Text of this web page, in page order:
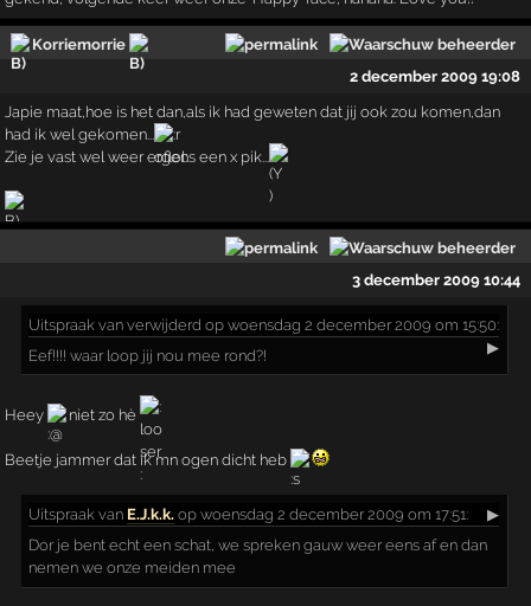
Korriemorrie
2 december 2009 19:08
Japie maat,hoe is het dan,als ik had geweten dat jij ook zou komen,dan
had ik wel gekomen...
Zie je vast wel weer ergens een x pik...
3 december 2009 10:44
Uitspraak van verwijderd op woensdag 2 december 2009 om 15:50:
▶
Eef!!!! waar loop jij nou mee rond?!
Heey niet zo hè
Beetje jammer dat ik mn ogen dicht heb
Uitspraak van E.J.k.k. op woensdag 2 december 2009 om 17:51:
▶
Dor je bent echt een schat, we spreken gauw weer eens af en dan
nemen we onze meiden mee